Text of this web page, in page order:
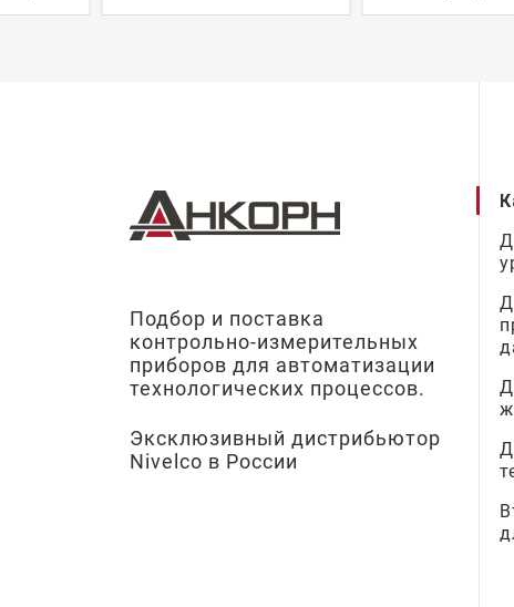
Подбор и поставка
контрольно-измерительных
приборов для автоматизации
технологических процессов.
Эксклюзивный дистрибьютор
Nivelco в России